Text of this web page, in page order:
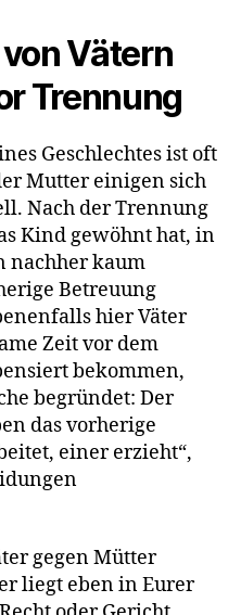
Vätern
Trennung
Geschlechtes ist oft
Mutter einigen sich
Nach der Trennung
Kind gewöhnt hat, in
nachher kaum
Betreuung
hier Väter
Zeit vor dem
bekommen,
begründet: Der
das vorherige
einer erzieht“,
gegen Mütter
liegt eben in Eurer